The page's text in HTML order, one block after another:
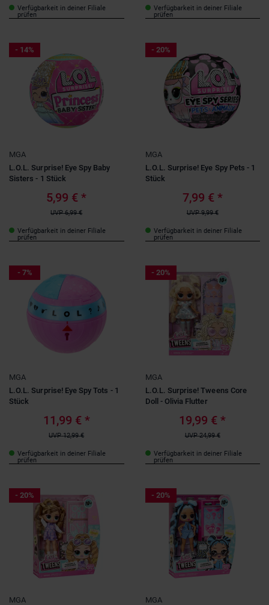
Verfügbarkeit in deiner Filiale
prüfen
Verfügbarkeit in deiner Filiale
prüfen
- 14%
MGA
L.O.L. Surprise! Eye Spy Baby
Sisters - 1 Stück
5,99 € *
UVP 6,99 €
Verfügbarkeit in deiner Filiale
prüfen
- 20%
MGA
L.O.L. Surprise! Eye Spy Pets - 1
Stück
7,99 € *
UVP 9,99 €
Verfügbarkeit in deiner Filiale
prüfen
- 7%
MGA
L.O.L. Surprise! Eye Spy Tots - 1
Stück
11,99 € *
UVP 12,99 €
Verfügbarkeit in deiner Filiale
prüfen
- 20%
MGA
L.O.L. Surprise! Tweens Core
Doll - Olivia Flutter
19,99 € *
UVP 24,99 €
Verfügbarkeit in deiner Filiale
prüfen
- 20%
MGA
- 20%
MGA